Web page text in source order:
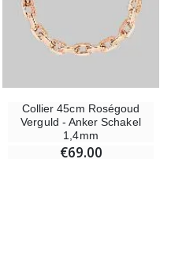
Collier 45cm Roségoud
Verguld - Anker Schakel
1,4mm
€69.00